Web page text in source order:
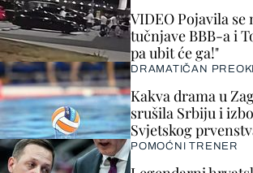
VIDEO Pojavila se
tučnjave BBB-a i
pa ubit će ga!"
DRAMATIČAN
Kakva drama u
srušila Srbiju i
Svjetskog
POMOĆNI TRENER